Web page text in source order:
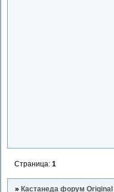
Страница:1
»Кастанеда форум Original